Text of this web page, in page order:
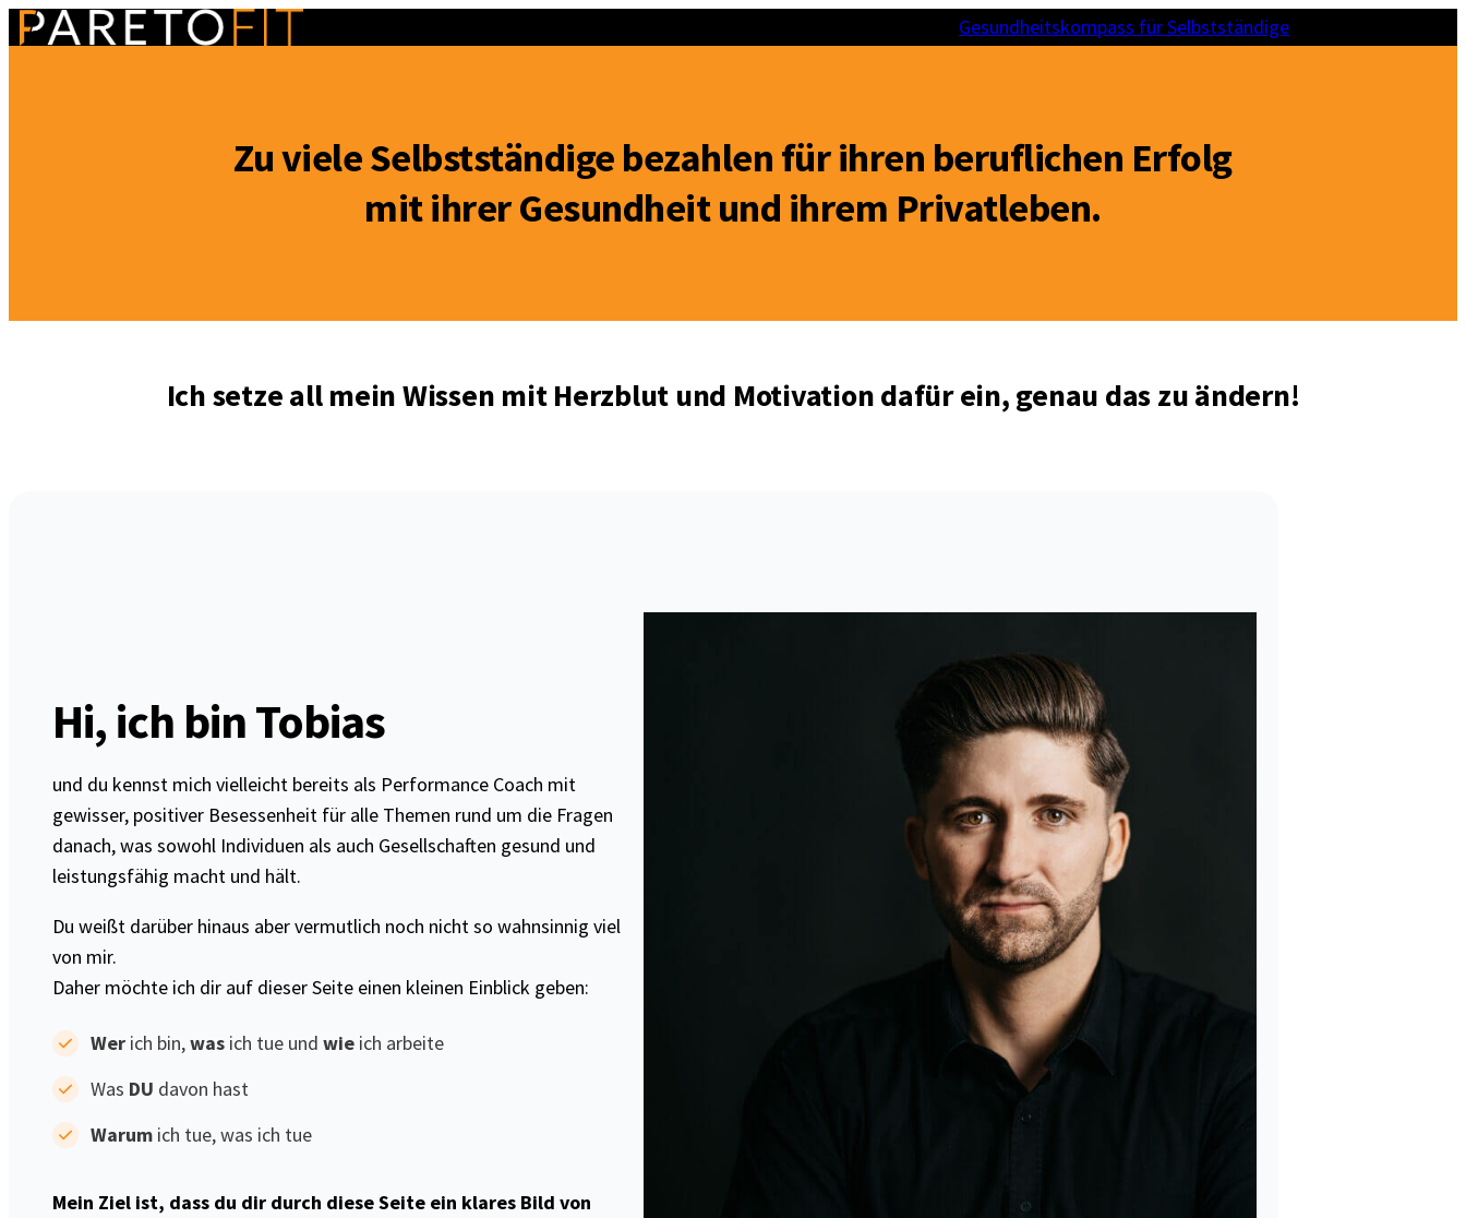
Gesundheitskompass für Selbstständige
Zu viele Selbstständige bezahlen für ihren beruflichen Erfolg
mit ihrer Gesundheit und ihrem Privatleben.
Ich setze all mein Wissen mit Herzblut und Motivation dafür ein, genau das zu ändern!
Hi, ich bin Tobias
und du kennst mich vielleicht bereits als Performance Coach mit
gewisser, positiver Besessenheit für alle Themen rund um die Fragen
danach, was sowohl Individuen als auch Gesellschaften gesund und
leistungsfähig macht und hält.
Du weißt darüber hinaus aber vermutlich noch nicht so wahnsinnig viel
von mir.
Daher möchte ich dir auf dieser Seite einen kleinen Einblick geben:
Wer ich bin,was ich tue und wie ich arbeite
Was DU davon hast
Warum ich tue, was ich tue
Mein Ziel ist, dass du dir durch diese Seite ein klares Bild von